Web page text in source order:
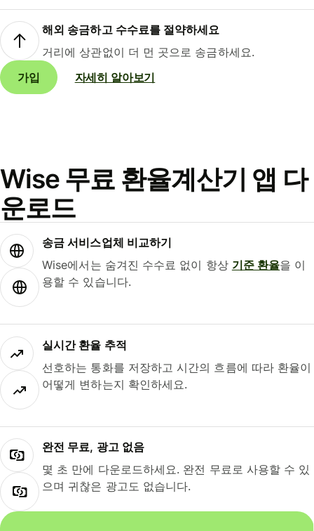
해외 송금하고 수수료를 절약하세요
거리에 상관없이 더 먼 곳으로 송금하세요.
가입
자세히 알아보기
Wise 무료 환율계산기 앱 다
운로드
송금 서비스업체 비교하기
Wise에서는 숨겨진 수수료 없이 항상 기준 환율을 이
용할 수 있습니다.
실시간 환율 추적
선호하는 통화를 저장하고 시간의 흐름에 따라 환율이
어떻게 변하는지 확인하세요.
완전 무료, 광고 없음
몇 초 만에 다운로드하세요. 완전 무료로 사용할 수 있
으며 귀찮은 광고도 없습니다.